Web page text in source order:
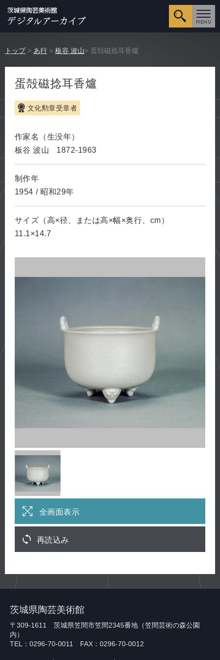
詳細検
トップ > あ行 > 板谷 波山> 蛋殻磁捻耳香爐
蛋殻磁捻耳香爐
文化勲章受章者
作家名（生没年）
板谷 波山
1872-1963
制作年
1954 / 昭和29年
サイズ（高×径、または高×幅×奥行、cm）
11.1×14.7
全画面表示
再読込み
茨城県陶芸美術館
〒309-1611 茨城県笠間市笠間2345番地（笠間芸術の森公園
内）
TEL：0296-70-0011 FAX：0296-70-0012